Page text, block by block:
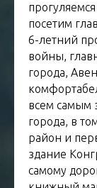
посетим
6-летний
войны,
города,
всем самым
города, в
район и
здание
самому